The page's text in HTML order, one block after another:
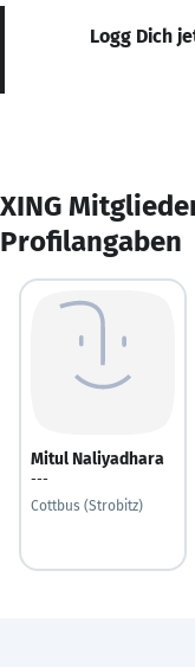
Logg Dich
XING
Profilangaben
Mitul Naliyadhara
---
Cottbus (Strobitz)